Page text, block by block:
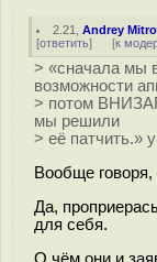
2.21 ,Andrey
[ответить] [к
> «сначала мы
возможности
> потом
мы решили
> её патчить.»
Вообще
Да,
для себя.
О чём они и